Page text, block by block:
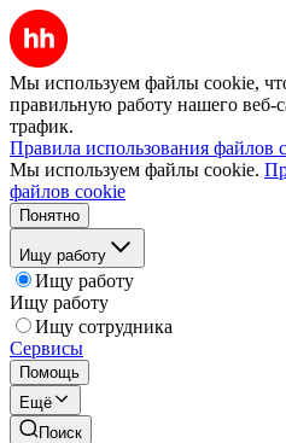
Мы используем файлы cookie,
правильную работу нашего веб-
трафик.
Правила использования файлов
Мы используем файлы cookie.
файлов cookie
Понятно
Ищу работу
Ищу работу
Ищу работу
Ищу сотрудника
Сервисы
Помощь
Ещё
Поиск